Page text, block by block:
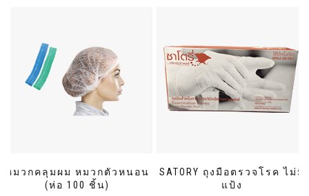
หมวกคลุมผม หมวกตัวหนอน
(ห่อ 100 ชิ้น)
SATORY ถุงมือตรวจโรค ไม่มี
แป้ง